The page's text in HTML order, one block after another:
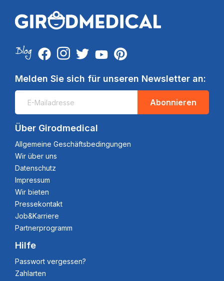
Melden Sie sich für unseren Newsletter an:
Abonnieren
Über Girodmedical
Allgemeine Geschäftsbedingungen
Wir über uns
Datenschutz
Impressum
Wir bieten
Pressekontakt
Job&Karriere
Partnerprogramm
Hilfe
Passwort vergessen?
Zahlarten